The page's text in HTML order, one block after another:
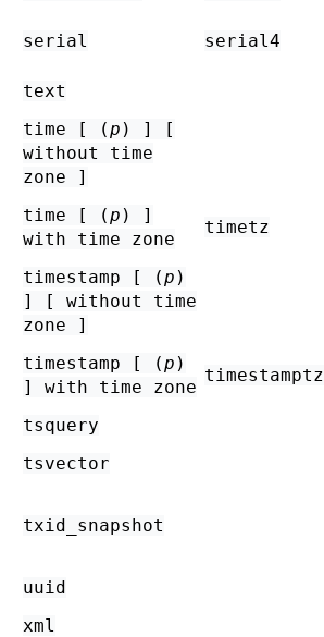
serial serial4
text
time [ (p ) ] [
without time
zone ]
time [ (p ) ]
with time zone
timetz
timestamp [ (p )
] [ without time
zone ]
timestamp [ (p )
] with time zone
timestamptz
tsquery
tsvector
txid_snapshot
uuid
xml